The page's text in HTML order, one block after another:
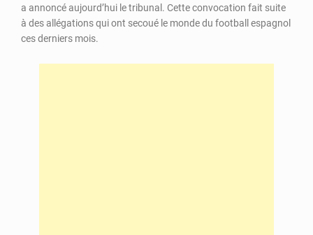
a annoncé aujourd’hui le tribunal. Cette convocation fait suite
à des allégations qui ont secoué le monde du football espagnol
ces derniers mois.